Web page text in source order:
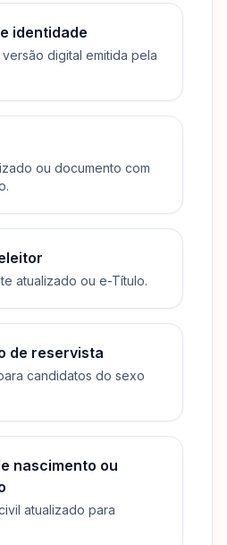
identidade
digital emitida pela
ou documento com
atualizado ou e-Título.
de reservista
candidatos do sexo
nascimento ou
atualizado para